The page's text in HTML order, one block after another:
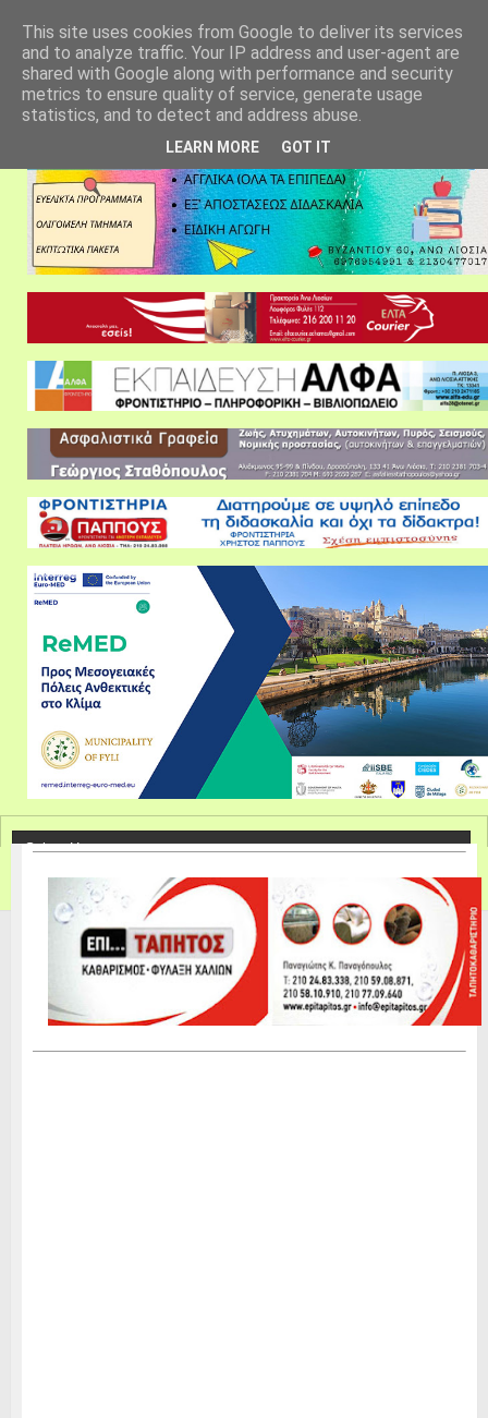
This site uses cookies from Google to deliver its services
and to analyze traffic. Your IP address and user-agent are
shared with Google along with performance and security
metrics to ensure quality of service, generate usage
statistics, and to detect and address abuse.
LEARN MORE GOT IT